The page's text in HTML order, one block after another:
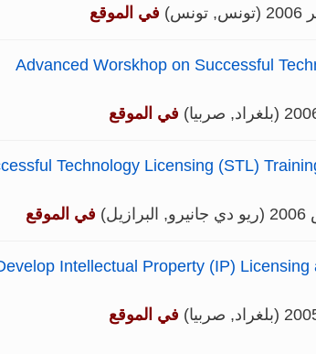
في الموقع
Advanced Worskhop on Successful
في الموقع
Technology Licensing (STL)
في الموقع
Intellectual Property (IP)
في الموقع